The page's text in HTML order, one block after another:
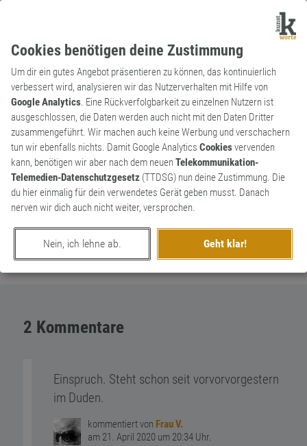
Cookies benötigen deine Zustimmung
Um dir ein gutes Angebot präsentieren zu können, das kontinuierlich
verbessert wird, analysieren wir das Nutzerverhalten mit Hilfe von
Google Analytics. Eine Rückverfolgbarkeit zu einzelnen Nutzern ist
ausgeschlossen, die Daten werden auch nicht mit den Daten Dritter
zusammengeführt. Wir machen auch keine Werbung und verschachern
tun wir ebenfalls nichts. Damit Google Analytics Cookiesvervenden
kann, benötigen wir aber nach dem neuenTelekommunikation-
Telemedien-Datenschutzgesetz (TTDSG) nun deine Zustimmung. Die
du hier einmalig für dein verwendetes Gerät geben musst. Danach
nerven wir dich auch nicht weiter, versprochen.
Nein, ich lehne ab. Geht klar!
Neologismus
Verb
entschleunigen
In der Ruhe liegt die Kraft.
1
2
erschaffen vonWolf
2 Kommentare
Einspruch. Steht schon seit vorvorvorgestern
im Duden.
kommentiert von Frau V.
am 21. April 2020 um 20:34 Uhr.